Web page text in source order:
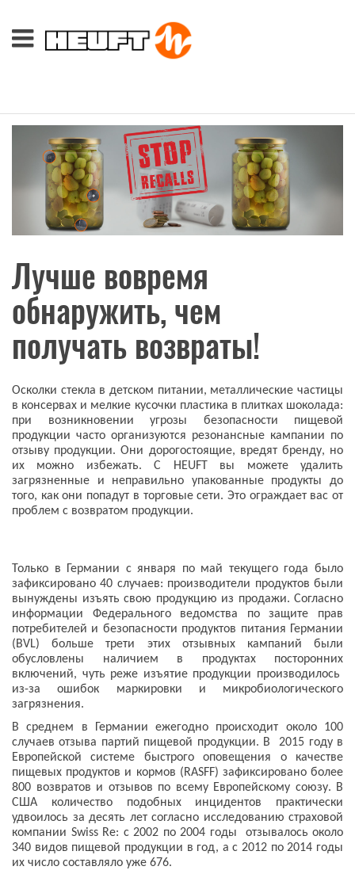
Лучше вовремя
обнаружить, чем
получать возвраты!
Осколки стекла в детском питании, металлические частицы
в консервах и мелкие кусочки пластика в плитках шоколада:
при возникновении угрозы безопасности пищевой
продукции часто организуются резонансные кампании по
отзыву продукции. Они дорогостоящие, вредят бренду, но
их можно избежать. С HEUFT вы можете удалить
загрязненные и неправильно упакованные продукты до
того, как они попадут в торговые сети. Это ограждает вас от
проблем с возвратом продукции.
Только в Германии с января по май текущего года было
зафиксировано 40 случаев: производители продуктов были
вынуждены изъять свою продукцию из продажи. Согласно
информации Федерального ведомства по защите прав
потребителей и безопасности продуктов питания Германии
(BVL) больше трети этих отзывных кампаний были
обусловлены наличием в продуктах посторонних
включений, чуть реже изъятие продукции производилось
из-за ошибок маркировки и микробиологического
загрязнения.
В среднем в Германии ежегодно происходит около 100
случаев отзыва партий пищевой продукции. В 2015 году в
Европейской системе быстрого оповещения о качестве
пищевых продуктов и кормов (RASFF) зафиксировано более
800 возвратов и отзывов по всему Европейскому союзу. В
США количество подобных инцидентов практически
удвоилось за десять лет согласно исследованию страховой
компании Swiss Re: с 2002 по 2004 годы отзывалось около
340 видов пищевой продукции в год, а с 2012 по 2014 годы
их число составляло уже 676.